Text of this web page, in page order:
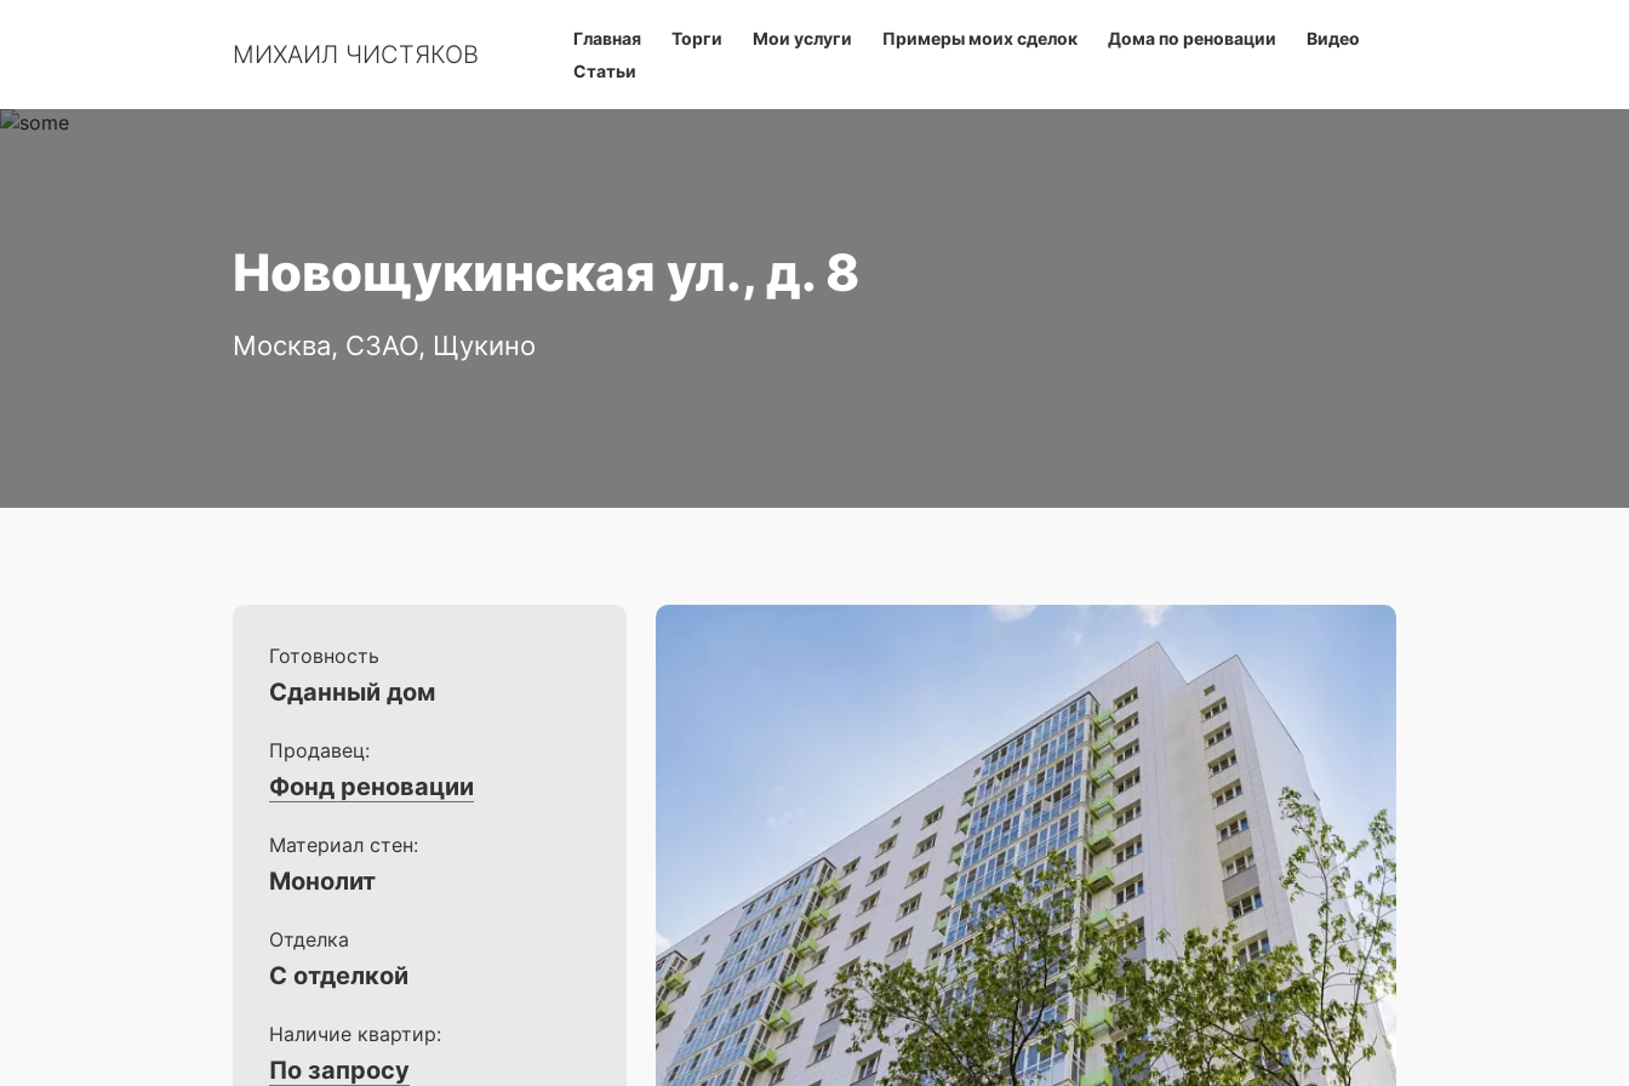
МИХАИЛ ЧИСТЯКОВ
Главная Торги Мои услуги Примеры моих сделок Дома по реновации
Видео
Статьи
Новощукинская ул., д. 8
Москва, СЗАО, Щукино
Готовность
Сданный дом
Продавец:
Фонд реновации
Материал стен:
Монолит
Отделка
С отделкой
Наличие квартир:
По запросу